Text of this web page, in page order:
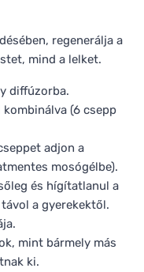
regenerálja a
mind a lelket.
diffúzorba.
(6 csepp
adjon a
mosógélbe).
és hígítatlanul a
a gyerekektől.
mint bármely más
ki.